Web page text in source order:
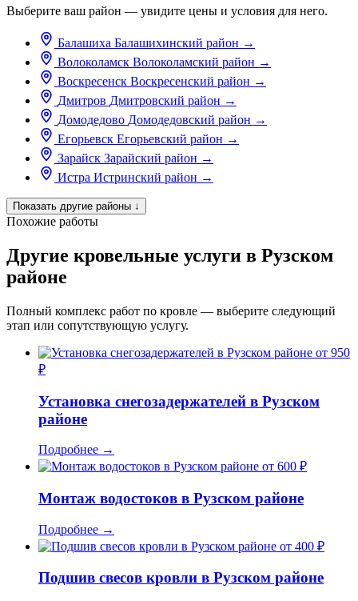
Выберите ваш район — увидите цены и условия для него.
Балашиха Балашихинский район →
Волоколамск Волоколамский район →
Воскресенск Воскресенский район →
Дмитров Дмитровский район →
Домодедово Домодедовский район →
Егорьевск Егорьевский район →
Зарайск Зарайский район →
Истра Истринский район →
Показать другие районы ↓
Похожие работы
Другие кровельные услуги в Рузском
районе
Полный комплекс работ по кровле — выберите следующий
этап или сопутствующую услугу.
от 950
₽
Установка снегозадержателей в Рузском
районе
Подробнее →
от 600 ₽
Монтаж водостоков в Рузском районе
Подробнее →
от 400 ₽
Подшив свесов кровли в Рузском районе